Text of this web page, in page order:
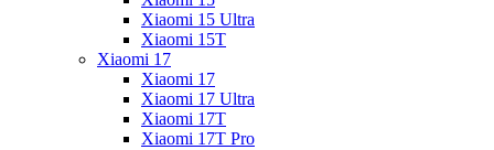
Xiaomi 15 Ultra
Xiaomi 15T
Xiaomi 17
Xiaomi 17
Xiaomi 17 Ultra
Xiaomi 17T
Xiaomi 17T Pro